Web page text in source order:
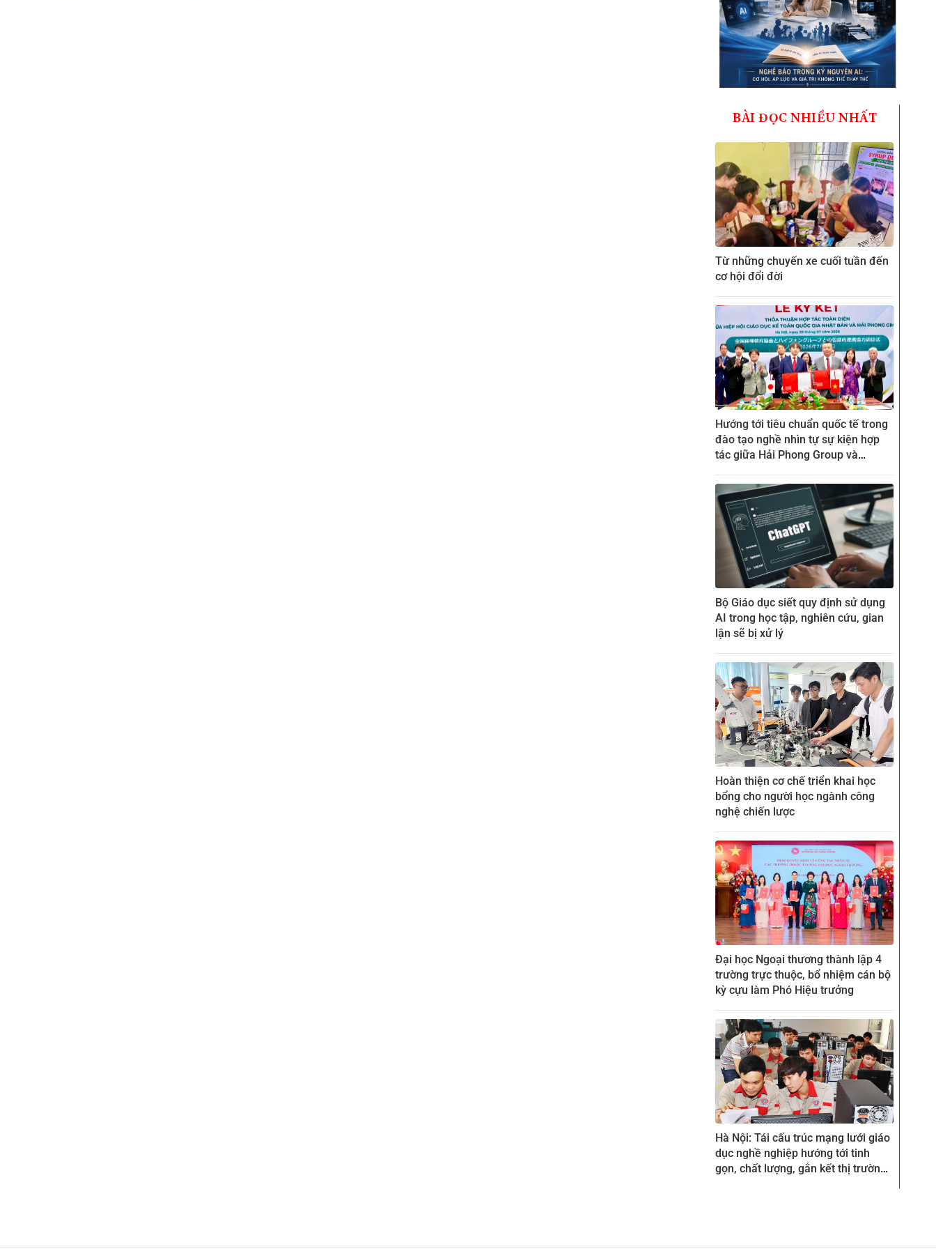
BÀI ĐỌC NHIỀU NHẤT
Từ những chuyến xe cuối tuần đến
cơ hội đổi đời
Hướng tới tiêu chuẩn quốc tế trong
đào tạo nghề nhìn tự sự kiện hợp
tác giữa Hải Phong Group và
Bộ Giáo dục siết quy định sử dụng
AI trong học tập, nghiên cứu, gian
lận sẽ bị xử lý
Hoàn thiện cơ chế triển khai học
bổng cho người học ngành công
nghệ chiến lược
Đại học Ngoại thương thành lập 4
trường trực thuộc, bổ nhiệm cán bộ
kỳ cựu làm Phó Hiệu trưởng
Hà Nội: Tái cấu trúc mạng lưới giáo
dục nghề nghiệp hướng tới tinh
gọn, chất lượng, gắn kết thị trường